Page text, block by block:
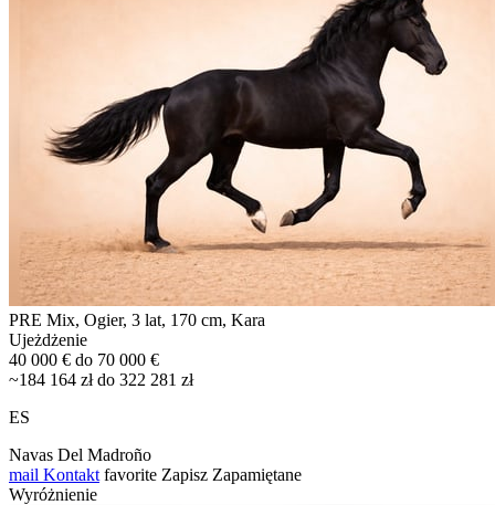
PRE Mix, Ogier, 3 lat, 170 cm, Kara
Ujeżdżenie
40 000 € do 70 000 €
~184 164 zł do 322 281 zł
ES
Navas Del Madroño
mail Kontakt favorite Zapisz Zapamiętane
Wyróżnienie